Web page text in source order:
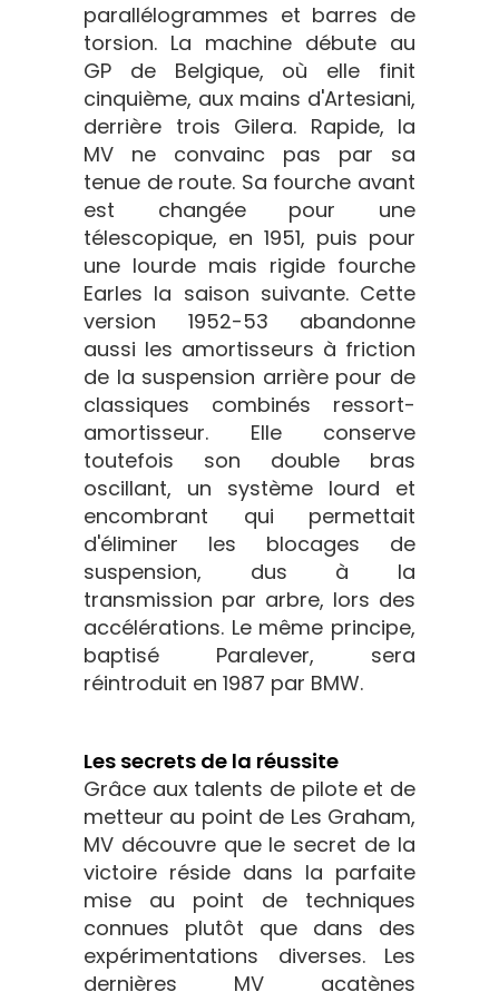
parallélogrammes et barres de
torsion. La machine débute au
GP de Belgique, où elle finit
cinquième, aux mains d'Artesiani,
derrière trois Gilera. Rapide, la
MV ne convainc pas par sa
tenue de route. Sa fourche avant
est changée pour une
télescopique, en 1951, puis pour
une lourde mais rigide fourche
Earles la saison suivante. Cette
version 1952-53 abandonne
aussi les amortisseurs à friction
de la suspension arrière pour de
classiques combinés ressort-
amortisseur. Elle conserve
toutefois son double bras
oscillant, un système lourd et
encombrant qui permettait
d'éliminer les blocages de
suspension, dus à la
transmission par arbre, lors des
accélérations. Le même principe,
baptisé Paralever, sera
réintroduit en 1987 par BMW.
Les secrets de la réussite
Grâce aux talents de pilote et de
metteur au point de Les Graham,
MV découvre que le secret de la
victoire réside dans la parfaite
mise au point de techniques
connues plutôt que dans des
expérimentations diverses. Les
dernières MV acatènes